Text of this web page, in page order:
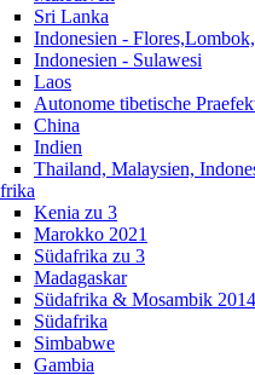
Sri Lanka
Indonesien -
Indonesien - Sulawesi
Laos
Autonome tibetische
China
Indien
Thailand, Malaysien,
Kenia zu 3
Marokko 2021
Südafrika zu 3
Madagaskar
Südafrika & Mosambik 2014
Südafrika
Simbabwe
Gambia